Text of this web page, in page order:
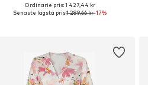
Tillgängliga storlekar: 34, 38, 40, 42, 44
Ordinarie pris: 1 427,44 kr
Senaste lägsta pris:1 289,66 kr-17%